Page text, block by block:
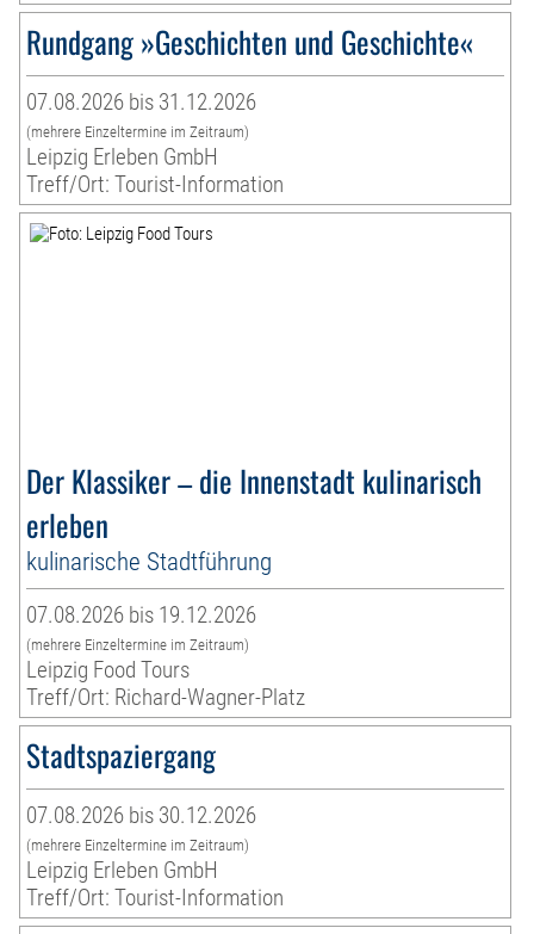
Rundgang »Geschichten und Geschichte«
07.08.2026 bis 31.12.2026
(mehrere Einzeltermine im Zeitraum)
Leipzig Erleben GmbH
Treff/Ort: Tourist-Information
Der Klassiker – die Innenstadt kulinarisch
erleben
kulinarische Stadtführung
07.08.2026 bis 19.12.2026
(mehrere Einzeltermine im Zeitraum)
Leipzig Food Tours
Treff/Ort: Richard-Wagner-Platz
Stadtspaziergang
07.08.2026 bis 30.12.2026
(mehrere Einzeltermine im Zeitraum)
Leipzig Erleben GmbH
Treff/Ort: Tourist-Information